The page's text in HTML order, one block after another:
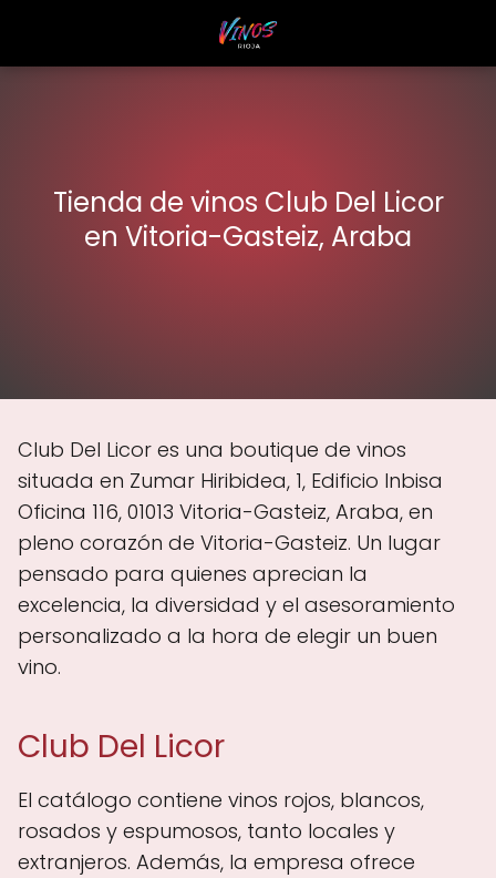
Tienda de vinos Club Del Licor
en Vitoria-Gasteiz, Araba
Club Del Licor es una boutique de vinos
situada en Zumar Hiribidea, 1, Edificio Inbisa
Oficina 116, 01013 Vitoria-Gasteiz, Araba, en
pleno corazón de Vitoria-Gasteiz. Un lugar
pensado para quienes aprecian la
excelencia, la diversidad y el asesoramiento
personalizado a la hora de elegir un buen
vino.
Club Del Licor
El catálogo contiene vinos rojos, blancos,
rosados y espumosos, tanto locales y
extranjeros. Además, la empresa ofrece